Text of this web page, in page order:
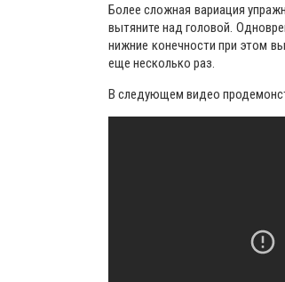
Более сложная вариация
вытяните над головой.
нижние конечности при этом
еще несколько раз.
В следующем видео